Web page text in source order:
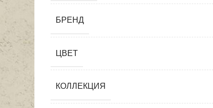
Tristone
БРЕНД
ЦВЕТ
КОЛЛЕКЦИЯ